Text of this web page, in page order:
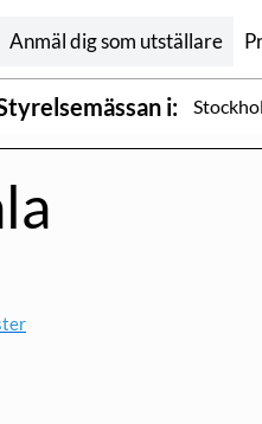
Anmäl dig som utställare
i: